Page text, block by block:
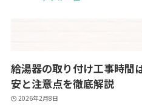
給湯器の取り付け工事時間
安と注意点を徹底解説
2026年2月8日